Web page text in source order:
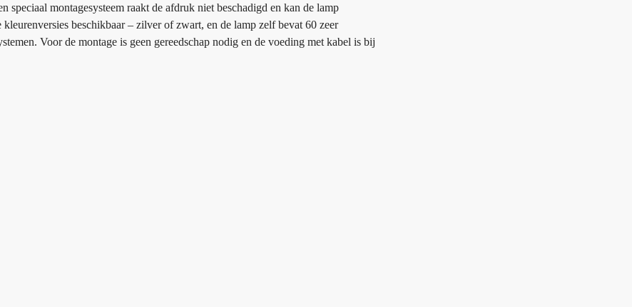
montagesysteem raakt de afdruk niet beschadigd en kan de lamp
beschikbaar – zilver of zwart, en de lamp zelf bevat 60 zeer
Voor de montage is geen gereedschap nodig en de voeding met kabel is bij